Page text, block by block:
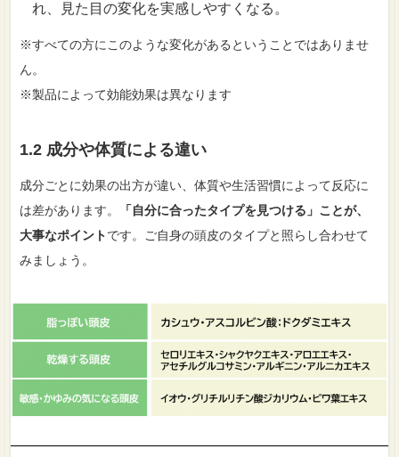
れ、見た目の変化を実感しやすくなる。
※すべての方にこのような変化があるということではありませ
ん。
※製品によって効能効果は異なります
1.2 成分や体質による違い
成分ごとに効果の出方が違い、体質や生活習慣によって反応に
は差があります。
「自分に合ったタイプを見つける」ことが、
大事なポイントです。ご自身の頭皮のタイプと照らし合わせて
みましょう。